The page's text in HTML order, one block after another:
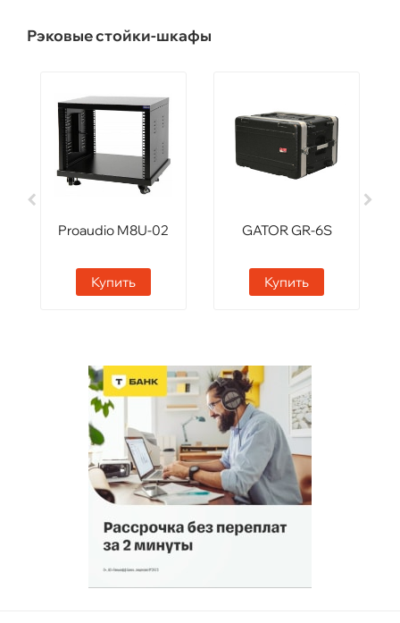
Рэковые стойки-шкафы
Proaudio M8U-02
Купить
GATOR GR-6S
Купить